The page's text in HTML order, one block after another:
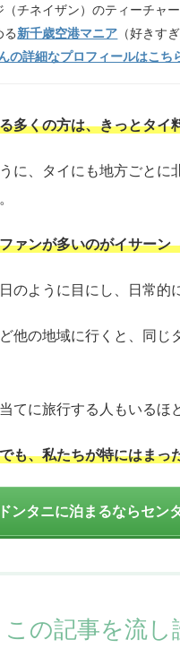
（チネイザン）のティーチャ
る新千歳空港マニア （好きす
詳細なプロフィールはこち
多くの方は、きっとタイ
に、タイにも地方ごとに
ァンが多いのがイサーン
のように目にし、日常的
他の地域に行くと、同じ
てに旅行する人もいるほど
も、私たちが特にはまっ
ンタニに泊まるならセン
この記事を流し